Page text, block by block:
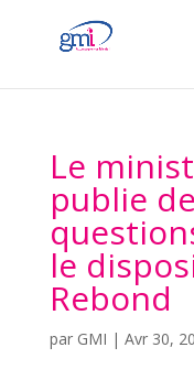
Le
publie
le
Rebond
par GMI | Avr 30,